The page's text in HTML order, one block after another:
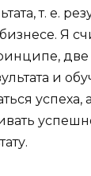
т. е.
Я
две
и
успеха,